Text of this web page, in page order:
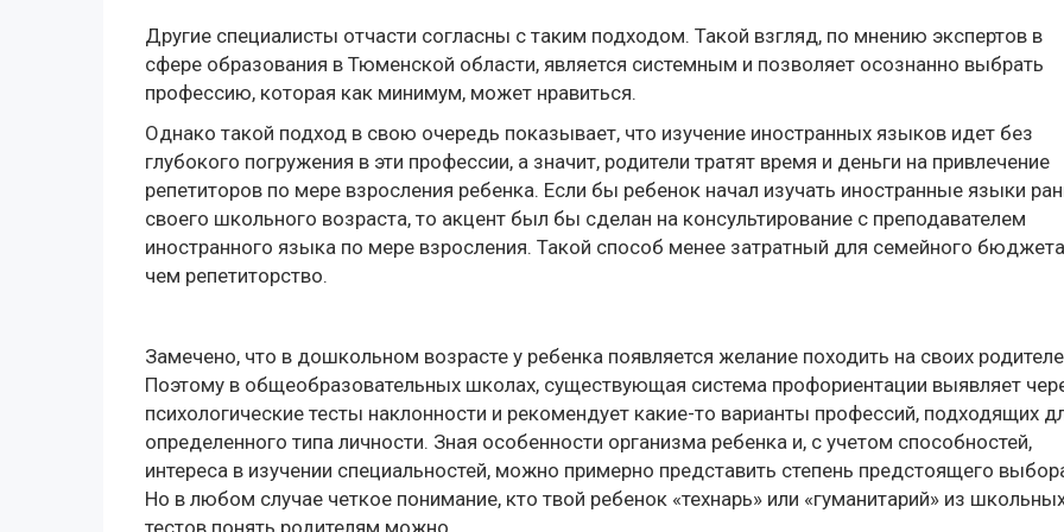
Другие специалисты отчасти согласны с таким подходом. Такой взгляд, по мнению экспертов в
сфере образования в Тюменской области, является системным и позволяет осознанно выбрать
профессию, которая как минимум, может нравиться.
Однако такой подход в свою очередь показывает, что изучение иностранных языков идет без
глубокого погружения в эти профессии, а значит, родители тратят время и деньги на привлечение
репетиторов по мере взросления ребенка. Если бы ребенок начал изучать иностранные языки
своего школьного возраста, то акцент был бы сделан на консультирование с преподавателем
иностранного языка по мере взросления. Такой способ менее затратный для семейного
чем репетиторство.
Замечено, что в дошкольном возрасте у ребенка появляется желание походить на своих
Поэтому в общеобразовательных школах, существующая система профориентации выявляет
психологические тесты наклонности и рекомендует какие-то варианты профессий, подходящих
определенного типа личности. Зная особенности организма ребенка и, с учетом способностей,
интереса в изучении специальностей, можно примерно представить степень предстоящего
Но в любом случае четкое понимание, кто твой ребенок «технарь» или «гуманитарий» из
тестов понять родителям можно.